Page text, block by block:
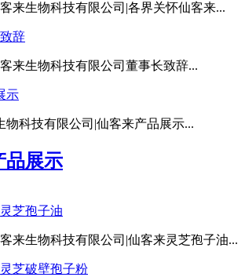
来生物科技有限公司|各界关怀仙客来...
辞
来生物科技有限公司董事长致辞...
示
物科技有限公司|仙客来产品展示...
品展示
芝孢子油
来生物科技有限公司|仙客来灵芝孢子油...
芝破壁孢子粉